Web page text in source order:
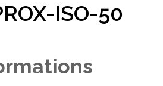
ISO-50